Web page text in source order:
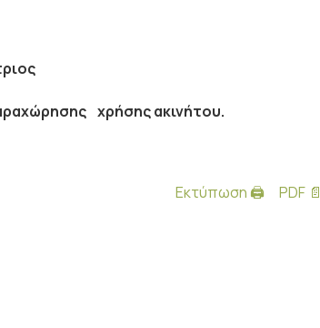
χρήσης ακινήτου.
Εκτύπωση 🖨 PDF 📄